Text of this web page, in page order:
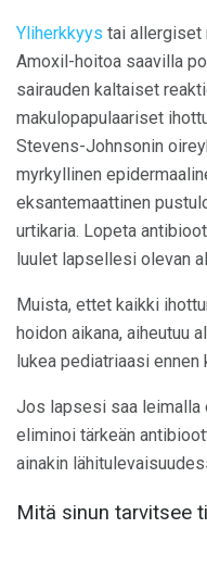
Yliherkkyys tai allergiset
Amoxil-hoitoa saavilla
sairauden kaltaiset
makulopapulaariset
Stevens-Johnsonin
myrkyllinen
eksantemaattinen
urtikaria. Lopeta
luulet lapsellesi olevan
Muista, ettet kaikki
hoidon aikana, aiheutuu
lukea pediatriaasi
Jos lapsesi saa leimalla
eliminoi tärkeän
ainakin
Mitä sinun tarvitsee